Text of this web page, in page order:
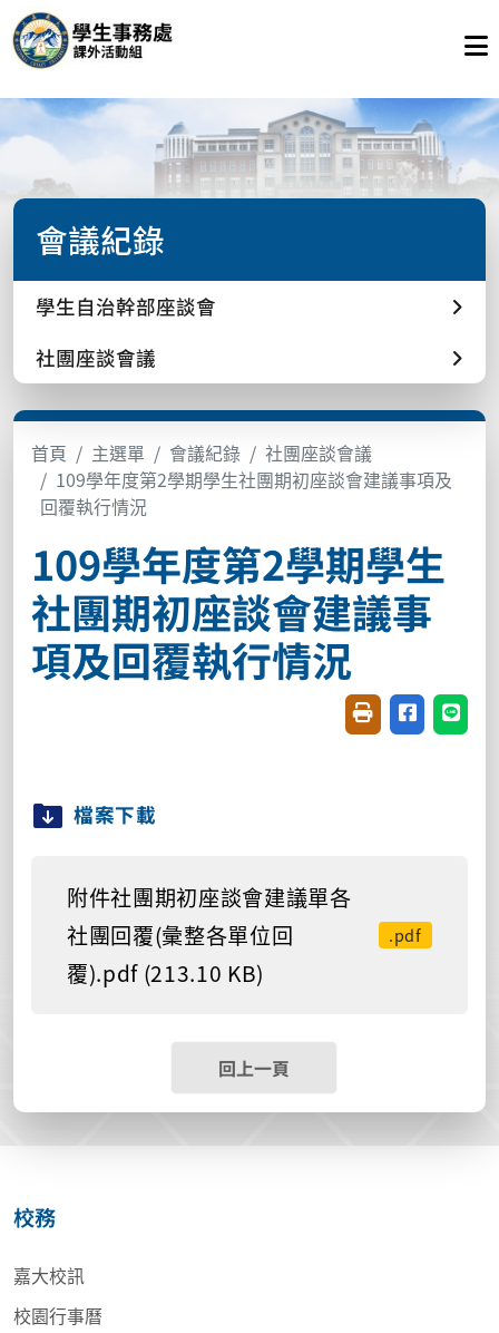
會議紀錄
學生自治幹部座談會
社團座談會議
首頁 主選單 會議紀錄
社團座談會議
109學年度第2學期學生社團期初座談會建議事項及
回覆執行情況
109學年度第2學期學生
社團期初座談會建議事
項及回覆執行情況
友善列印(開新視
分享至臉書
分享
檔案下載
附件社團期初座談會建議單各
社團回覆(彙整各單位回
覆).pdf (213.10 KB)
.pdf
回上一頁
校務
嘉大校訊
校園行事曆